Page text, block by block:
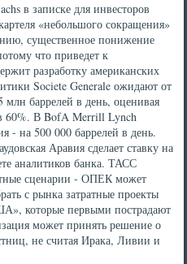
в записке для инвесторов
«небольшого сокращения»
существенное понижение
что приведет к
разработку американских
Societe Generale ожидают от
баррелей в день, оценивая
60%. В BofA Merrill Lynch
- на 500 000 баррелей в день.
Аравия сделает ставку на
аналитиков банка. ТАСС
сценарии - ОПЕК может
с рынка затратные проекты
которые первыми пострадают
может принять решение о
не считая Ирака, Ливии и